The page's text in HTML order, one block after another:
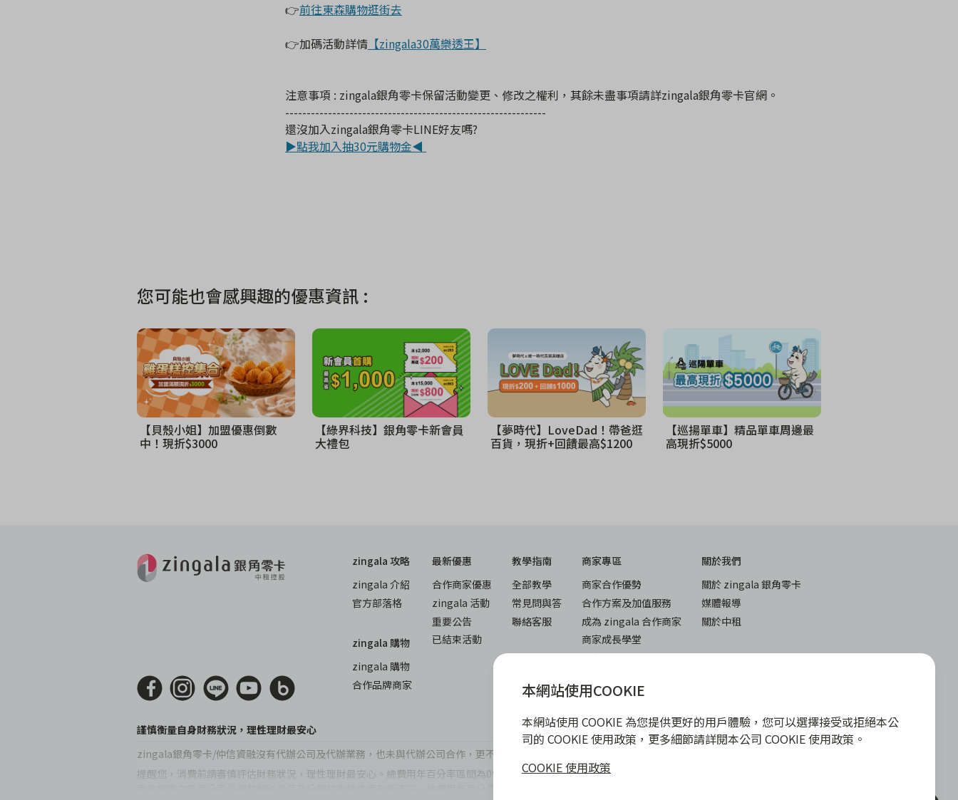
👉前往東森購物逛街去
👉加碼活動詳情 【zingala30萬樂透王】
注意事項 : zingala銀角零卡保留活動變更、修改之權利，其餘未盡事項請詳zingala銀角零卡官網。
-------------------------------------------------------------
還沒加入zingala銀角零卡LINE好友嗎?
▶點我加入抽30元購物金◀
您可能也會感興趣的優惠資訊 :
【貝殼小姐】加盟優惠倒數
中！現折$3000
【綠界科技】銀角零卡新會員
大禮包
【夢時代】LoveDad！帶爸逛
百貨，現折+回饋最高$1200
【巡揚單車】精品單車周邊最
高現折$5000
zingala 攻略
zingala 介紹
官方部落格
zingala 購物
zingala 購物
合作品牌商家
最新優惠
合作商家優惠
zingala 活動
重要公告
已結束活動
教學指南
全部教學
常見問與答
聯絡客服
商家專區
商家合作優勢
合作方案及加值服務
成為 zingala 合作商家
商家成長學堂
商家常見問與答
關於我們
關於 zingala 銀角零卡
媒體報導
關於中租
謹慎衡量自身財務狀況，理性理財最安心
zingala銀角零卡/仲信資融沒有代辦公司及代辦業務，也未與代辦公司合作，更不會要求您提供實體銀行提款卡或實體信用卡，請提高警覺，勿受騙上當！
提醒您，消費前請審慎評估財務狀況，理性理財最安心。總費用年百分率區間為0%~15.9%，實際費用率，仍以各合作商家提供之商品或服務為準，且每一
本網站使用COOKIE
本網站使用 COOKIE 為您提供更好的用戶體驗，您可以選擇接受或拒絕本公
司的 COOKIE 使用政策，更多細節請詳閱本公司 COOKIE 使用政策。
COOKIE 使用政策